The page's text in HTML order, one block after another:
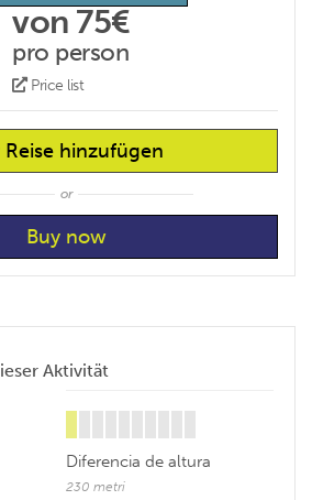
von 75€
pro person
Price list
hinzufügen
or
Aktivität
Diferencia de altura
230 metri